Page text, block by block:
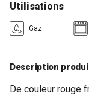
Utilisations
Gaz
Description
De couleur rouge